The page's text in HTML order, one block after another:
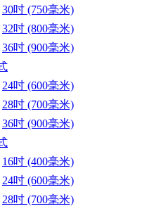
30吋 (750毫米)
32吋 (800毫米)
36吋 (900毫米)
24吋 (600毫米)
28吋 (700毫米)
36吋 (900毫米)
16吋 (400毫米)
24吋 (600毫米)
28吋 (700毫米)